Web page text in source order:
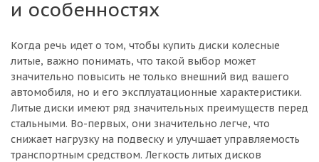
и особенностях
Когда речь идет о том, чтобы купить диски колесные
литые, важно понимать, что такой выбор может
значительно повысить не только внешний вид вашего
автомобиля, но и его эксплуатационные характеристики.
Литые диски имеют ряд значительных преимуществ перед
стальными. Во-первых, они значительно легче, что
снижает нагрузку на подвеску и улучшает управляемость
транспортным средством. Легкость литых дисков